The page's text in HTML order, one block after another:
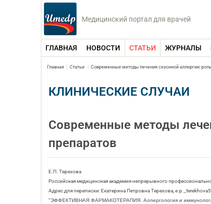
Медицинский портал для врачей
ГЛАВНАЯ НОВОСТИ СТАТЬИ ЖУРНАЛЫ
Главная Статьи Современные методы лечения сезонной аллергии:
КЛИНИЧЕСКИЕ СЛУЧАИ
Современные методы
препаратов
Е.П. Терехова
Российская медицинская академия непрерывного
Адрес для переписки: Екатерина Петровна Терехова,
"ЭФФЕКТИВНАЯ ФАРМАКОТЕРАПИЯ. Аллергология и